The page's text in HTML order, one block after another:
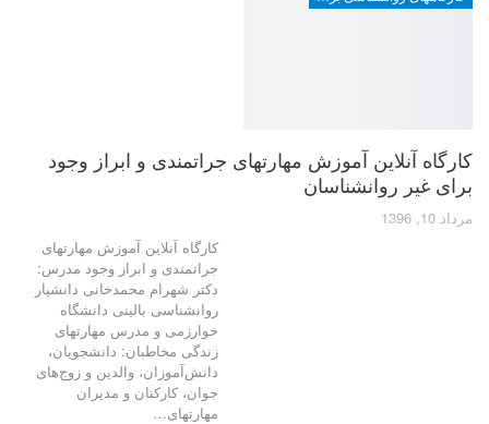
کارگاه آنلاین آموزش مهارتهای جراتمندی و ابراز وجود
برای غیر روانشناسان
مرداد 10, 1396
کارگاه آنلاین آموزش مهارتهای
جراتمندی و ابراز وجود مدرس:
دکتر شهرام محمدخانی دانشیار
روانشناسی بالینی دانشگاه
خوارزمی و مدرس مهارتهای
زندگی مخاطبان: دانشجویان،
دانش‌آموزان، والدین و زوج‌های
جوان، کارکنان و مدیران
مهارتهای…